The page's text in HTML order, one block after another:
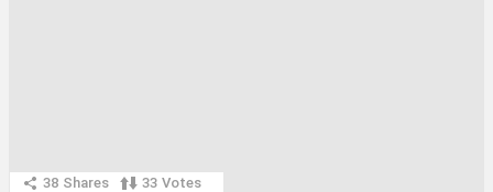
38 Shares 33 Votes